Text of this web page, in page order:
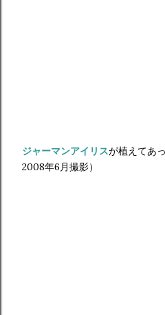
ジャーマンアイリスが植えてあ
2008年6月撮影）